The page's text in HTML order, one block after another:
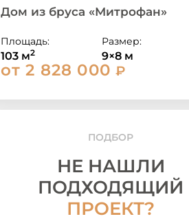
Дом из бруса «Митрофан»
Площадь:
103 м2
Размер:
9×8 м
от 2 828 000 ₽
ПОДБОР
НЕ НАШЛИ
ПОДХОДЯЩИЙ
ПРОЕКТ?